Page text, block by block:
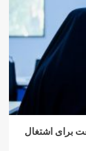
برای اشتغال